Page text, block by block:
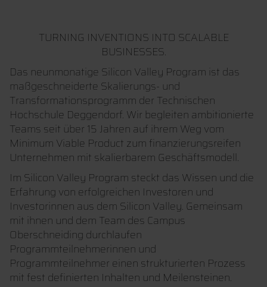
TURNING INVENTIONS INTO SCALABLE
BUSINESSES.
Das neunmonatige Silicon Valley Program ist das
maßgeschneiderte Skalierungs- und
Transformationsprogramm der Technischen
Hochschule Deggendorf. Wir begleiten ambitionierte
Teams seit über 15 Jahren auf ihrem Weg vom
Minimum Viable Product zum finanzierungsreifen
Unternehmen mit skalierbarem Geschäftsmodell.
Im Silicon Valley Program steckt das Wissen und die
Erfahrung von erfolgreichen Investoren und
Investorinnen aus dem Silicon Valley. Gemeinsam
mit ihnen und dem Team des Campus
Oberschneiding durchlaufen
Programmteilnehmerinnen und
Programmteilnehmer einen strukturierten Prozess
mit fest definierten Inhalten und Meilensteinen.